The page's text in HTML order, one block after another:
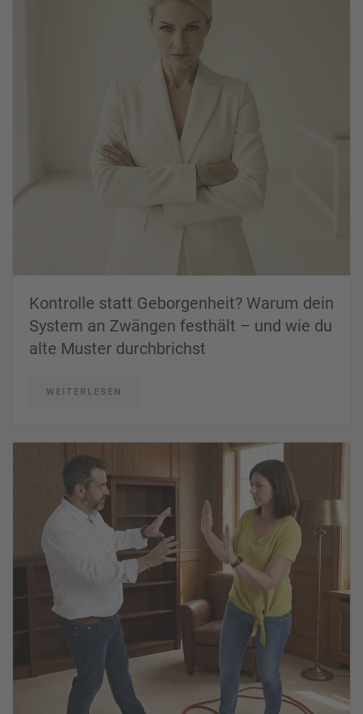
Kontrolle statt Geborgenheit? Warum dein
System an Zwängen festhält – und wie du
alte Muster durchbrichst
WEITERLESEN